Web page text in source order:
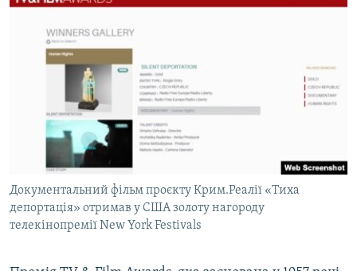
Документальний фільм проєкту Крим.Реалії «Тиха
депортація» отримав у США золоту нагороду
телекінопремії New York Festivals